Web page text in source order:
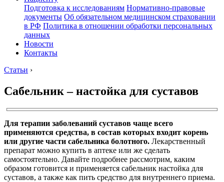
Подготовка к исследованиям Нормативно-правовые
документы Об обязательном медицинском страховании
в РФ Политика в отношении обработки персональных
данных
Новости
Контакты
Статьи ›
Сабельник – настойка для суставов
Для терапии заболеваний суставов чаще всего
применяются средства, в состав которых входит корень
или другие части сабельника болотного. Лекарственный
препарат можно купить в аптеке или же сделать
самостоятельно. Давайте подробнее рассмотрим, каким
образом готовится и применяется сабельник настойка для
суставов, а также как пить средство для внутреннего приема.